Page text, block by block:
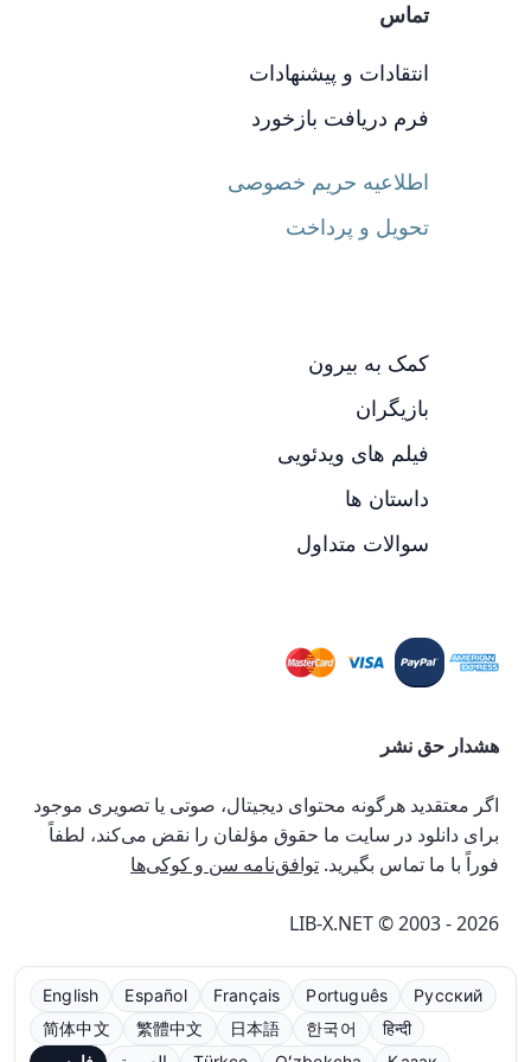
تماس
انتقادات و پیشنهادات
فرم دریافت بازخورد
اطلاعیه حریم خصوصی
تحویل و پرداخت
کمک به بیرون
بازیگران
فیلم های ویدئویی
داستان ها
سوالات متداول
هشدار حق نشر
اگر معتقدید هرگونه محتوای دیجیتال، صوتی یا تصویری موجود
برای دانلود در سایت ما حقوق مؤلفان را نقض می‌کند، لطفاً
فوراً با ما تماس بگیرید. توافق‌نامه سن و کوکی‌ها
LIB-X.NET © 2003 - 2026
English Español Français Português
Русский
简体中文
繁體中文 日本語 한국어
हिन्दी